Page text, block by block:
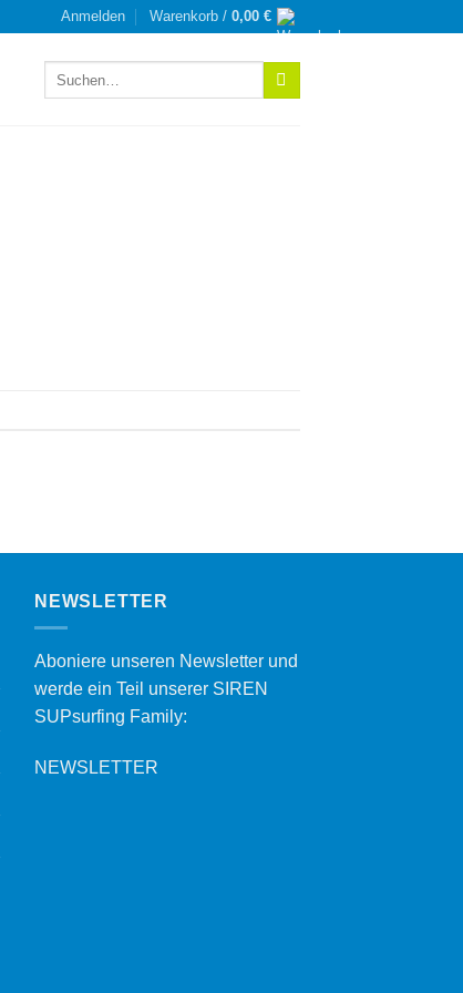
Anmelden Warenkorb / 0,00 €
NEWSLETTER
Aboniere unseren Newsletter und
werde ein Teil unserer SIREN
SUPsurfing Family:
NEWSLETTER